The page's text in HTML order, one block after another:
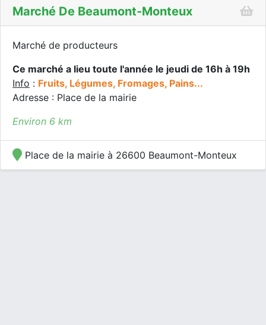
Marché De Beaumont-Monteux
Marché de producteurs
Ce marché a lieu toute l'année le jeudi de 16h à 19h
Info : Fruits, Légumes, Fromages, Pains...
Adresse : Place de la mairie
Environ 6 km
Place de la mairie à 26600 Beaumont-Monteux